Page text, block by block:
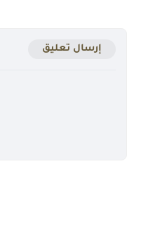
إرسال تعليق